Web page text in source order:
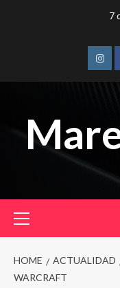
7
Menu
HOME ACTUALIDAD
WARCRAFT